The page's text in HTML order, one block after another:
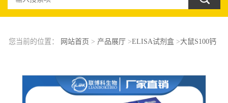
您当前的位置： 网站首页 > 产品展厅 >ELISA试剂盒>大鼠S100钙